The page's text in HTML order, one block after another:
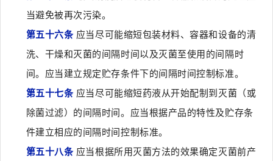
当避免被再次污染。
第五十六条应当尽可能缩短包装材料、容器和设备的清
洗、干燥和灭菌的间隔时间以及灭菌至使用的间隔时
间。应当建立规定贮存条件下的间隔时间控制标准。
第五十七条应当尽可能缩短药液从开始配制到灭菌（或
除菌过滤）的间隔时间。应当根据产品的特性及贮存条
件建立相应的间隔时间控制标准。
第五十八条应当根据所用灭菌方法的效果确定灭菌前产